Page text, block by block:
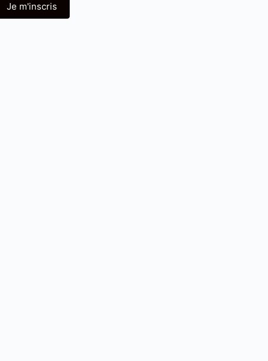
Je m'inscris